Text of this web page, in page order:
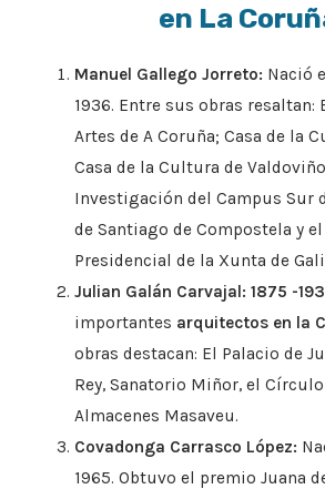
en La
Manuel Gallego Jorreto: Nació
1936. Entre sus obras resaltan:
Artes de A Coruña; Casa de la
Casa de la Cultura de
Investigación del Campus Sur
de Santiago de Compostela y
Presidencial de la Xunta de
Julian Galán Carvajal: 1875 -
importantes arquitectos en la
obras destacan: El Palacio de
Rey, Sanatorio Miñor, el
Almacenes Masaveu.
Covadonga Carrasco López:
1965. Obtuvo el premio Juana